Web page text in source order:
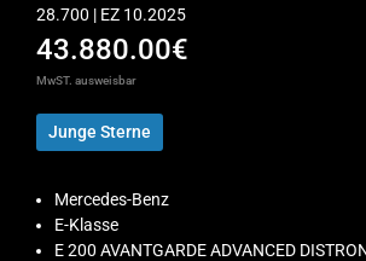
28.700 | EZ 10.2025
43.880.00€
MwST. ausweisbar
Junge Sterne
Mercedes-Benz
E-Klasse
E 200 AVANTGARDE ADVANCED